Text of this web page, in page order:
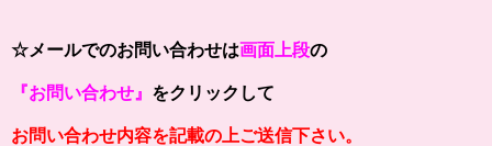
☆メールでのお問い合わせは画面上段の
『お問い合わせ』 をクリックして
お問い合わせ内容を記載の上ご送信下さい。